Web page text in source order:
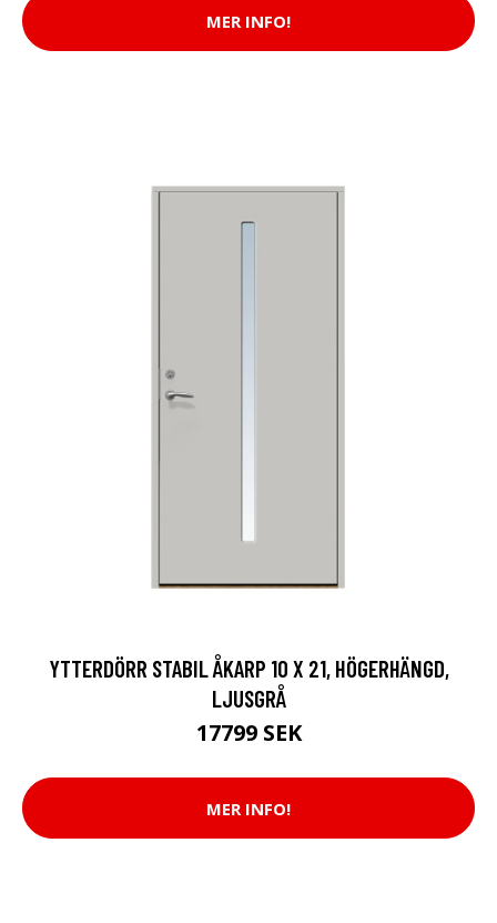
MER INFO!
YTTERDÖRR STABIL ÅKARP 10 X 21, HÖGERHÄNGD,
LJUSGRÅ
17799 SEK
MER INFO!